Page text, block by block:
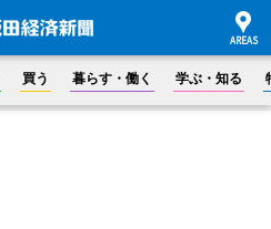
買う 暮らす・働く 学ぶ・知る